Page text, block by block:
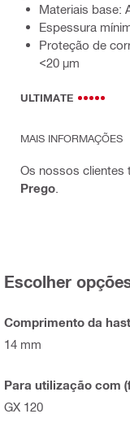
Materiais base:
Espessura
Proteção de
<20 µm
ULTIMATE
MAIS INFORMAÇÕES
Os nossos clientes
Prego
Escolher
Comprimento da
14 mm
Para utilização com
GX 120